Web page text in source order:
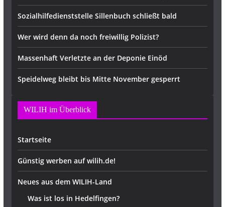
Sozialhilfedienststelle Sillenbuch schließt bald
Wer wird denn da noch freiwillig Polizist?
Massenhaft Verletzte an der Deponie Einöd
Speidelweg bleibt bis Mitte November gesperrt
WILIH im Überblick
Startseite
Günstig werben auf wilih.de!
Neues aus dem WILIH-Land
Was ist los in Hedelfingen?